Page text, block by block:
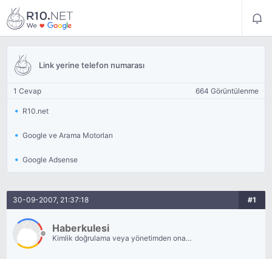
Link yerine telefon numarası
1 Cevap 664 Görüntülenme
R10.net
Google ve Arama Motorları
Google Adsense
30-09-2007, 21:37:18 #1
Haberkulesi
Kimlik doğrulama veya yönetimden onay